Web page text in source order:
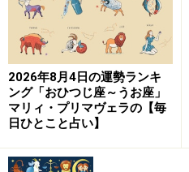
友人への不信感は率直に
う。
＞【2024年上半期の運勢】
9位：うお座（2月19
2026年8月4日の運勢ランキ
ング「おひつじ座～うお座」
マリィ・プリマヴェラの【毎
日ひとこと占い】